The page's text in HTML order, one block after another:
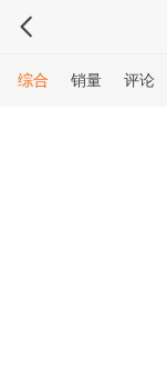
综合 销量 评论